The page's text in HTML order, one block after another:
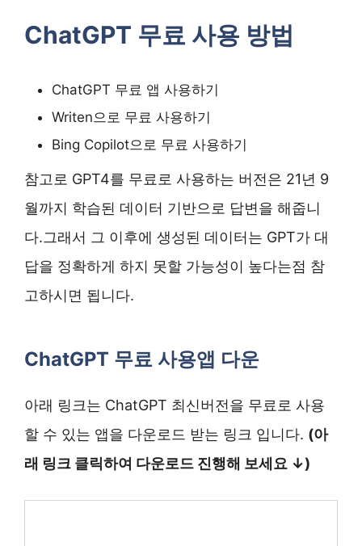
ChatGPT 무료 사용 방법
ChatGPT 무료 앱 사용하기
Writen으로 무료 사용하기
Bing Copilot으로 무료 사용하기
참고로 GPT4를 무료로 사용하는 버전은 21년 9
월까지 학습된 데이터 기반으로 답변을 해줍니
다.그래서 그 이후에 생성된 데이터는 GPT가 대
답을 정확하게 하지 못할 가능성이 높다는점 참
고하시면 됩니다.
ChatGPT 무료 사용앱 다운
아래 링크는 ChatGPT 최신버전을 무료로 사용
할 수 있는 앱을 다운로드 받는 링크 입니다. (아
래 링크 클릭하여 다운로드 진행해 보세요 ↓)